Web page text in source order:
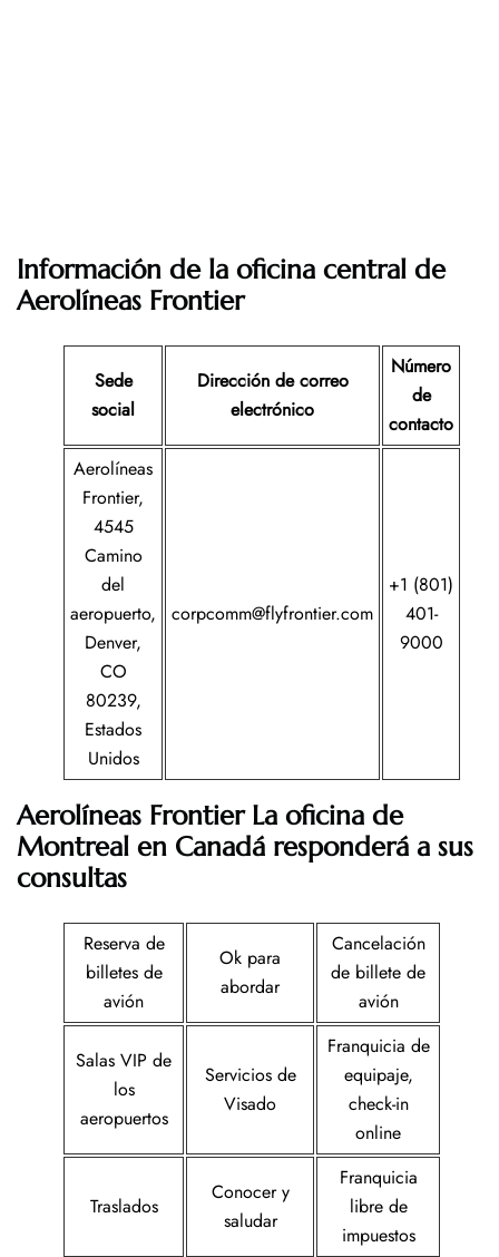
Información de la oficina central de
Aerolíneas Frontier
Sede
social
Dirección de correo
electrónico
Número
de
contacto
Aerolíneas
Frontier,
4545
Camino
del
aeropuerto,
Denver,
CO
80239,
Estados
Unidos
corpcomm@flyfrontier.com
+1 (801)
401-
9000
Aerolíneas Frontier La oficina de
Montreal en Canadá responderá a sus
consultas
Reserva de
billetes de
avión
Ok para
abordar
Cancelación
de billete de
avión
Salas VIP de
los
aeropuertos
Servicios de
Visado
Franquicia de
equipaje,
check-in
online
Traslados
Conocer y
saludar
Franquicia
libre de
impuestos